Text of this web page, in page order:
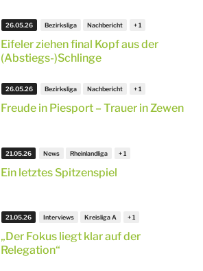
Eifeler ziehen final Kopf aus der
(Abstiegs-)Schlinge
26.05.26 Bezirksliga Nachbericht
Freude in Piesport – Trauer in Zewen
26.05.26 Bezirksliga Nachbericht
Ein letztes Spitzenspiel
21.05.26 News Rheinlandliga
„Der Fokus liegt klar auf der
Relegation“
21.05.26 Interviews Kreisliga A